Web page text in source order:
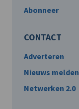
Abonneer
CONTACT
Adverteren
Nieuws melden
Netwerken 2.0